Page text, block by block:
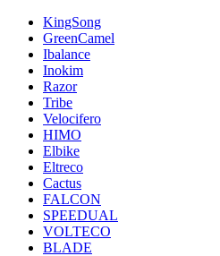
KingSong
GreenCamel
Ibalance
Inokim
Razor
Tribe
Velocifero
HIMO
Elbike
Eltreco
Cactus
FALCON
SPEEDUAL
VOLTECO
BLADE